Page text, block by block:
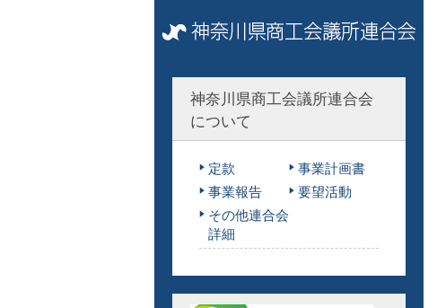
神奈川県商工会議所連合会
について
定款
事業計画書
事業報告
要望活動
その他連合会
詳細